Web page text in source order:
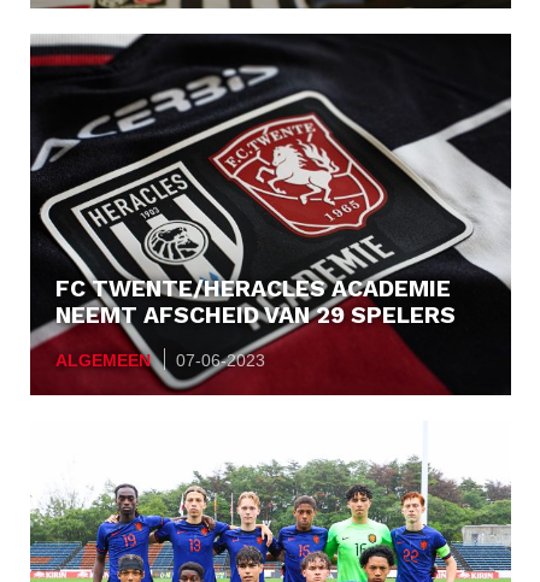
FC TWENTE/HERACLES ACADEMIE
NEEMT AFSCHEID VAN 29 SPELERS
ALGEMEEN 07-06-2023